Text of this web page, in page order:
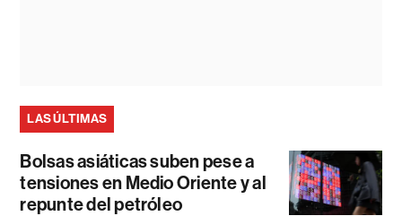
LAS ÚLTIMAS
Bolsas asiáticas suben pese a
tensiones en Medio Oriente y al
repunte del petróleo